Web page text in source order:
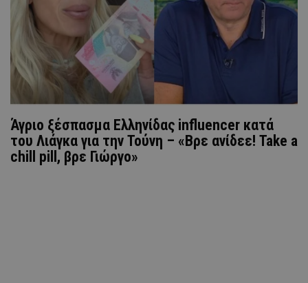
Άγριο ξέσπασμα Ελληνίδας influencer κατά
του Λιάγκα για την Τούνη – «Βρε ανίδεε! Take a
chill pill, βρε Γιώργο»